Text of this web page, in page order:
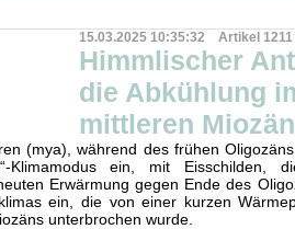
15.03.2025 10:35:32 Artikel 1211
Himmlischer
die Abkühlung
mittleren
(mya), während des frühen
Klimamodus ein, mit Eisschilden,
Erwärmung gegen Ende des
ein, die von einer kurzen
unterbrochen wurde.